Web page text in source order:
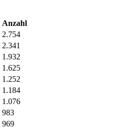
Anzahl
2.754
2.341
1.932
1.625
1.252
1.184
1.076
983
969